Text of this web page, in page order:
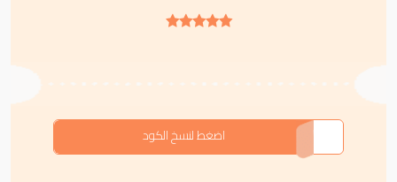
BA10
اضغط لنسخ الكود